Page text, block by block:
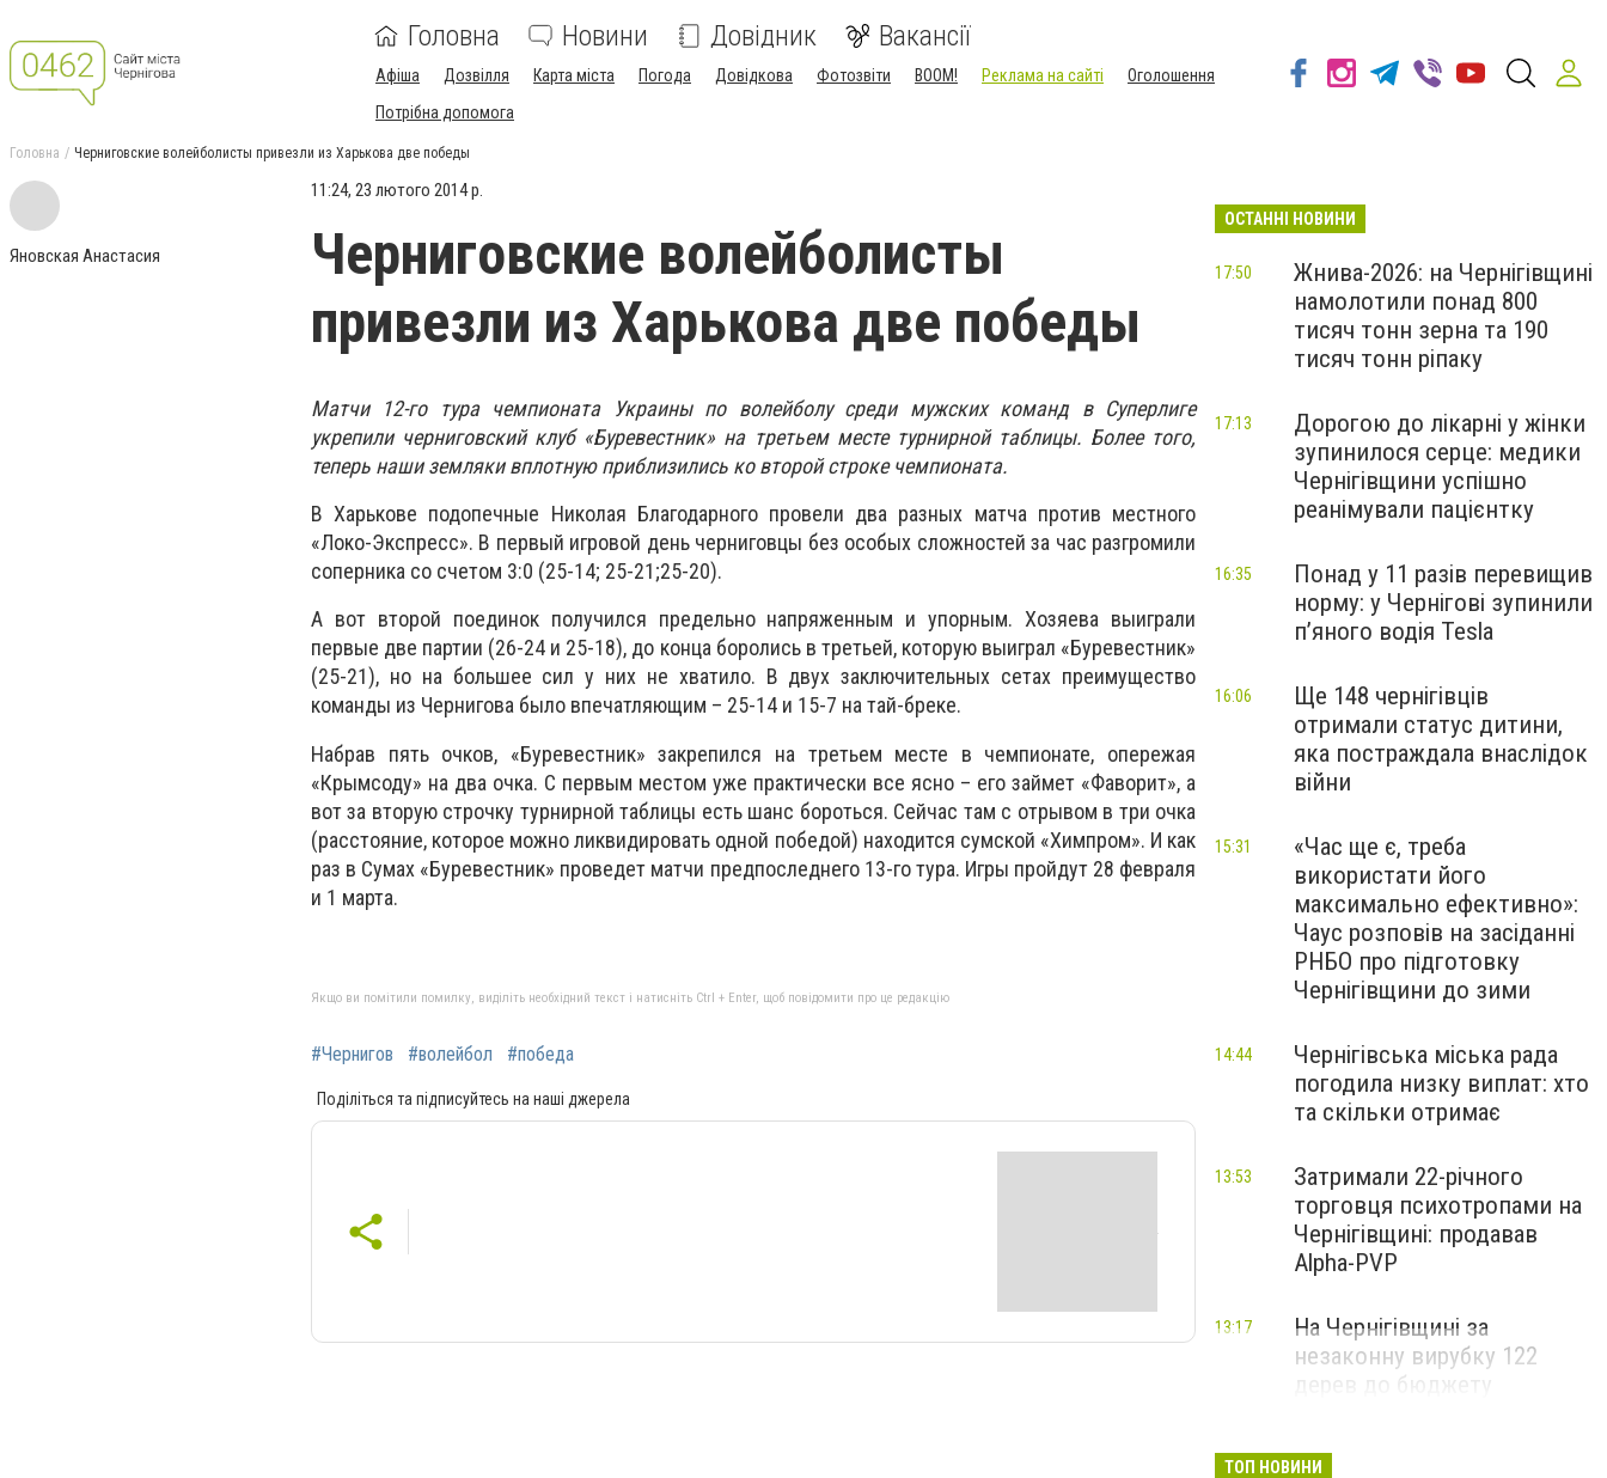
Головна Новини Довідник Вакансії
Афіша Дозвілля Карта міста Погода Довідкова Фотозвіти BOOM! Реклама на сайті
Оголошення
Потрібна допомога
Головна Черниговские волейболисты привезли из Харькова две победы
Яновская Анастасия
11:24, 23 лютого 2014 р.
Черниговские волейболисты
привезли из Харькова две победы
Матчи 12-го тура чемпионата Украины по волейболу среди мужских команд в Суперлиге
укрепили черниговский клуб «Буревестник» на третьем месте турнирной таблицы. Более того,
теперь наши земляки вплотную приблизились ко второй строке чемпионата.
В Харькове подопечные Николая Благодарного провели два разных матча против местного
«Локо-Экспресс». В первый игровой день черниговцы без особых сложностей за час разгромили
соперника со счетом 3:0 (25-14; 25-21;25-20).
А вот второй поединок получился предельно напряженным и упорным. Хозяева выиграли
первые две партии (26-24 и 25-18), до конца боролись в третьей, которую выиграл «Буревестник»
(25-21), но на большее сил у них не хватило. В двух заключительных сетах преимущество
команды из Чернигова было впечатляющим – 25-14 и 15-7 на тай-бреке.
Набрав пять очков, «Буревестник» закрепился на третьем месте в чемпионате, опережая
«Крымсоду» на два очка. С первым местом уже практически все ясно – его займет «Фаворит», а
вот за вторую строчку турнирной таблицы есть шанс бороться. Сейчас там с отрывом в три очка
(расстояние, которое можно ликвидировать одной победой) находится сумской «Химпром». И как
раз в Сумах «Буревестник» проведет матчи предпоследнего 13-го тура. Игры пройдут 28 февраля
и 1 марта.
Якщо ви помітили помилку, виділіть необхідний текст і натисніть Ctrl + Enter, щоб повідомити про це редакцію
#Чернигов #волейбол #победа
Поділіться та підписуйтесь на наші джерела
ОСТАННІ НОВИНИ
Жнива-2026: на Чернігівщині
намолотили понад 800
тисяч тонн зерна та 190
тисяч тонн ріпаку
17:50
Дорогою до лікарні у жінки
зупинилося серце: медики
Чернігівщини успішно
реанімували пацієнтку
17:13
Понад у 11 разів перевищив
норму: у Чернігові зупинили
пʼяного водія Tesla
16:35
Ще 148 чернігівців
отримали статус дитини,
яка постраждала внаслідок
війни
16:06
«Час ще є, треба
використати його
максимально ефективно»:
Чаус розповів на засіданні
РНБО про підготовку
Чернігівщини до зими
15:31
Чернігівська міська рада
погодила низку виплат: хто
та скільки отримає
14:44
Затримали 22-річного
торговця психотропами на
Чернігівщині: продавав
Alpha-PVP
13:53
На Чернігівщині за
незаконну вирубку 122
дерев до бюджету
13:17
ТОП НОВИНИ